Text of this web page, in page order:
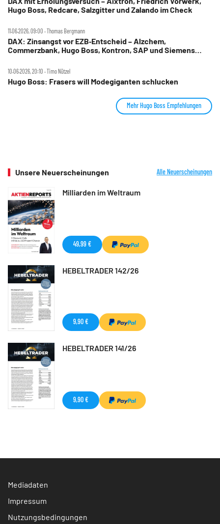
Hugo Boss, Redcare, Salzgitter und Zalando im Check
11.06.2026, 09:00 ‧ Thomas Bergmann
DAX: Zinsangst vor EZB‑Entscheid – Alzchem,
Commerzbank, Hugo Boss, Kontron, SAP und Siemens
10.06.2026, 20:10 ‧ Timo Nützel
Hugo Boss: Frasers will Modegiganten schlucken
Mehr Hugo Boss Empfehlungen
Unsere Neuerscheinungen Alle Neuerscheinungen
Milliarden im Weltraum
49,99 €
HEBELTRADER 142/26
9,90 €
HEBELTRADER 141/26
9,90 €
Mediadaten
Impressum
Nutzungsbedingungen